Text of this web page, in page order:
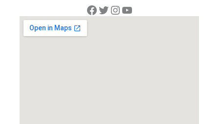
Facebook
Twitter
Instagram
YouTube